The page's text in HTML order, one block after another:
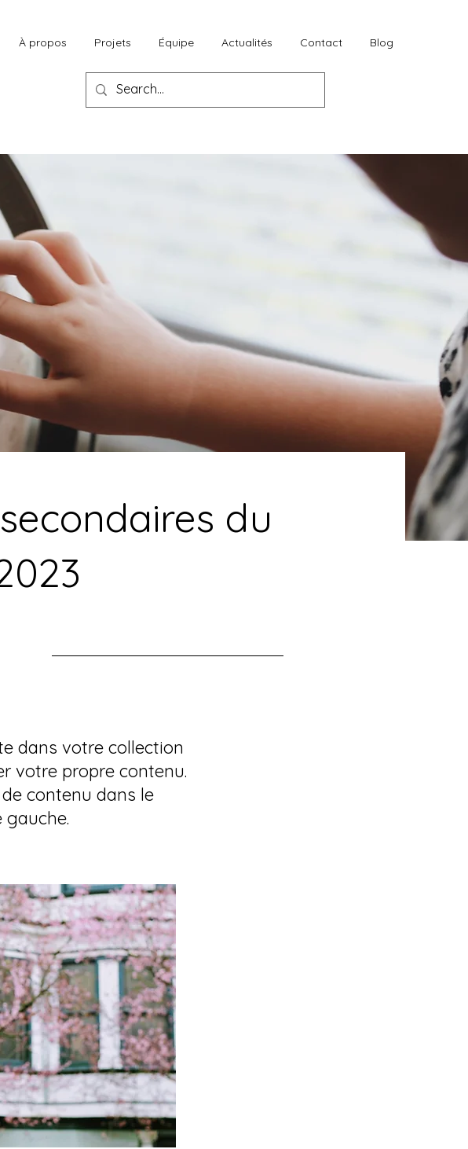
À propos Projets Équipe Actualités Contact Blog
du
dans votre collection
votre propre contenu.
contenu dans le